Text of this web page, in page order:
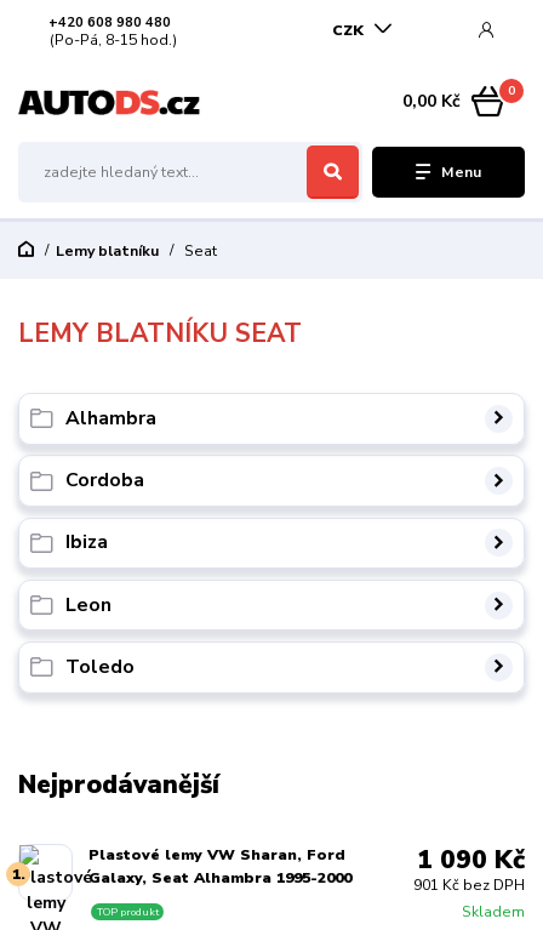
Menu
CZK
+420 608 980 480
(Po-Pá, 8-15 hod.)
0
0,00 Kč
Lemy blatníku Seat
LEMY BLATNÍKU SEAT
Alhambra
Cordoba
Ibiza
Leon
Toledo
Nejprodávanější
1.
Plastové lemy VW Sharan, Ford
Galaxy, Seat Alhambra 1995-2000
Skladem
TOP produkt
1 090 Kč
901 Kč bez DPH